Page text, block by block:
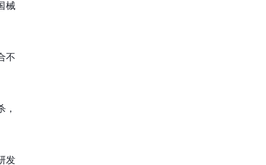
械
不
，
发